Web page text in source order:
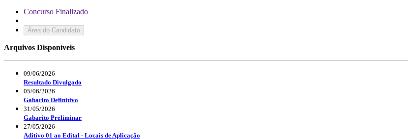
Concurso Finalizado
Área do Candidato
Arquivos Disponíveis
09/06/2026
Resultado Divulgado
05/06/2026
Gabarito Definitivo
31/05/2026
Gabarito Preliminar
27/05/2026
Aditivo 01 ao Edital - Locais de Aplicação